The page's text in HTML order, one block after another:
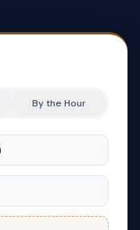
By the Hour